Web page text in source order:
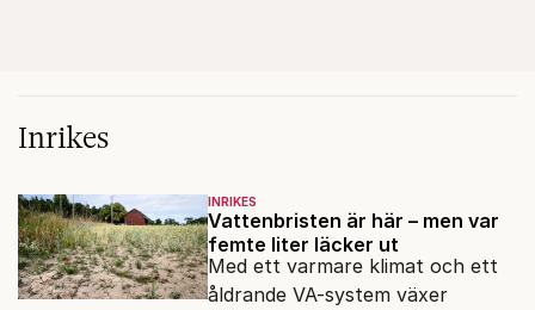
Inrikes
INRIKES
Vattenbristen är här – men var
femte liter läcker ut
Med ett varmare klimat och ett
åldrande VA-system växer